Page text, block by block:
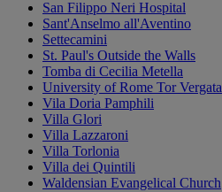
San Filippo Neri Hospital
Sant'Anselmo all'Aventino
Settecamini
St. Paul's Outside the Walls
Tomba di Cecilia Metella
University of Rome Tor Vergata
Vila Doria Pamphili
Villa Glori
Villa Lazzaroni
Villa Torlonia
Villa dei Quintili
Waldensian Evangelical Church